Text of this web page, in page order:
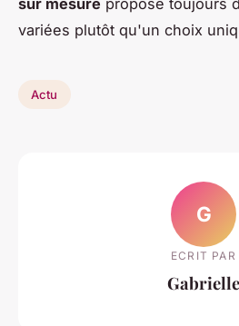
sur mesure propose toujours
variées plutôt qu'un choix
Actu
G
ECRIT PAR
Gabrielle